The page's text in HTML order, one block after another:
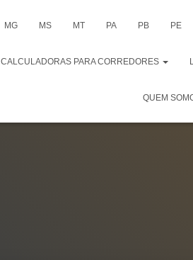
MG MS MT PA PB PE
CALCULADORAS PARA CORREDORES
QUEM